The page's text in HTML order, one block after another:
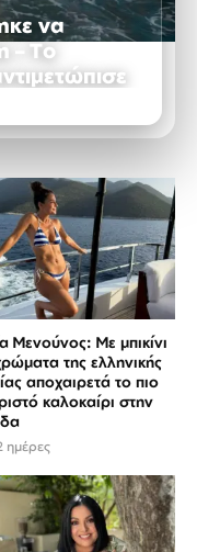
να
– Το
Μενούνος: Με μπικίνι
της ελληνικής
αποχαιρετά το πιο
καλοκαίρι στην
ημέρες